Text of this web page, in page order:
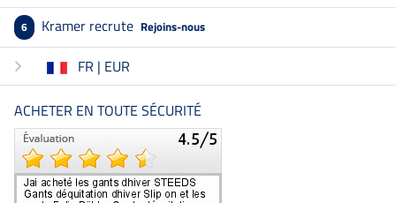
6 Kramer recrute Rejoins-nous
FR | EUR
ACHETER EN TOUTE SÉCURITÉ